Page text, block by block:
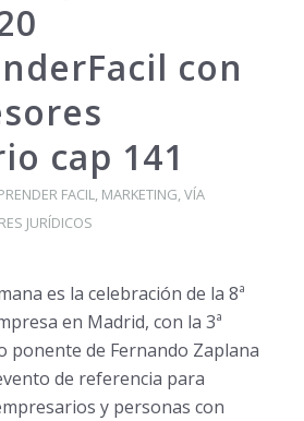
con
cap 141
FACIL, MARKETING,VÍA
JURÍDICOS
es la celebración de la 8ª
en Madrid, con la 3ª
ponente de Fernando Zaplana
de referencia para
y personas con